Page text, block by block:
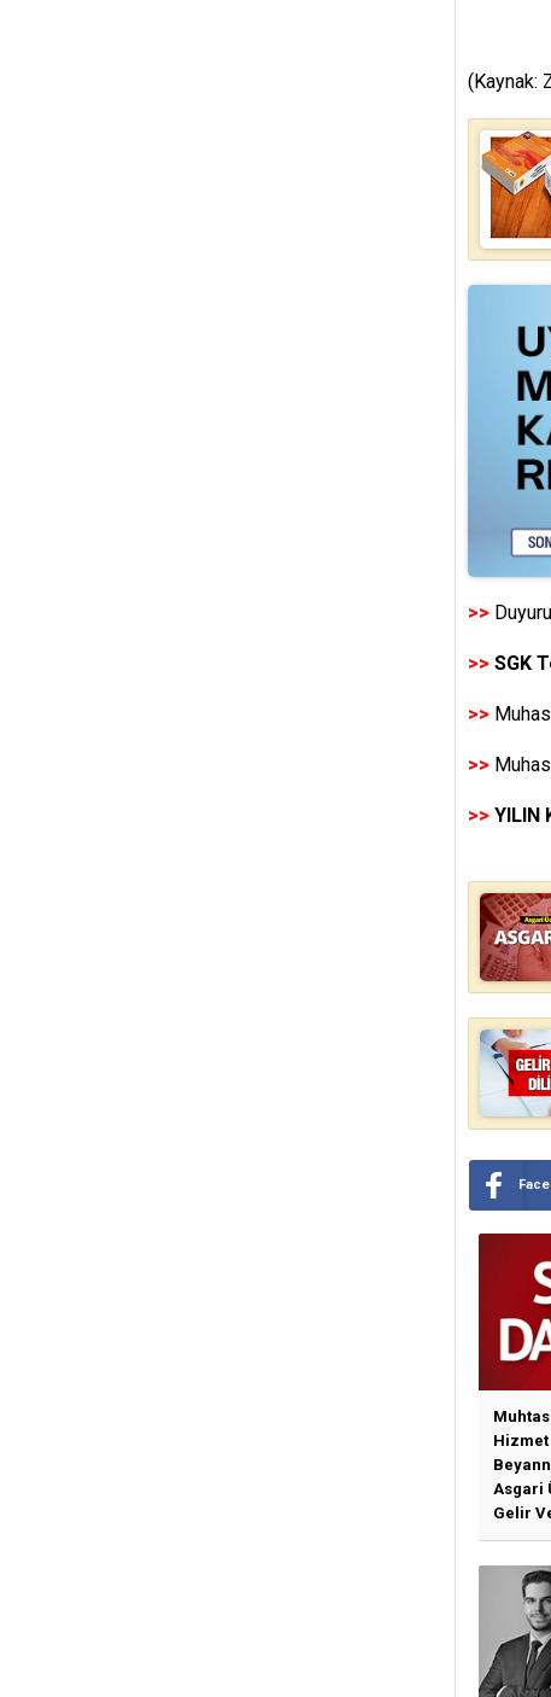
(Kaynak:
>>
>> SGK
>>
>>
>> YILIN
Hizmet
Asgari
Gelir